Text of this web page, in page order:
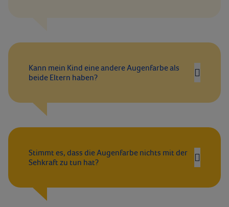
Kann mein Kind eine andere Augenfarbe als
beide Eltern haben?
Stimmt es, dass die Augenfarbe nichts mit der
Sehkraft zu tun hat?